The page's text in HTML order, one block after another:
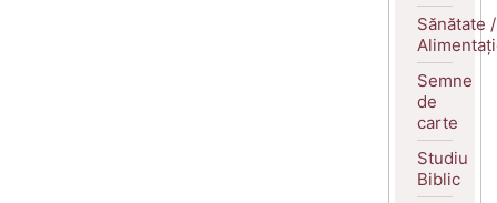
Sănătate /
Semne
de
carte
Studiu
Biblic